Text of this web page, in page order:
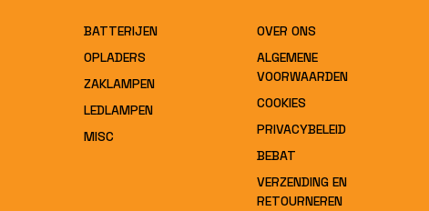
BATTERIJEN
OPLADERS
ZAKLAMPEN
LEDLAMPEN
MISC
OVER ONS
ALGEMENE
VOORWAARDEN
COOKIES
PRIVACYBELEID
BEBAT
VERZENDING EN
RETOURNEREN